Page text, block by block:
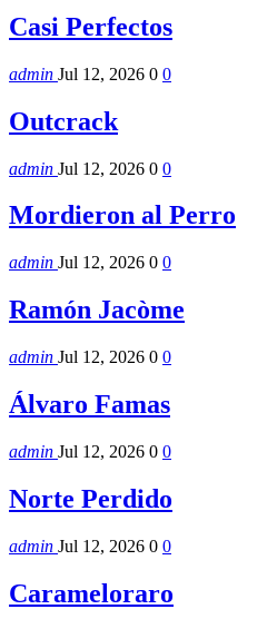
Casi Perfectos
admin Jul 12, 2026 0 0
Outcrack
admin Jul 12, 2026 0 0
Mordieron al Perro
admin Jul 12, 2026 0 0
Ramón Jacòme
admin Jul 12, 2026 0 0
Álvaro Famas
admin Jul 12, 2026 0 0
Norte Perdido
admin Jul 12, 2026 0 0
Carameloraro